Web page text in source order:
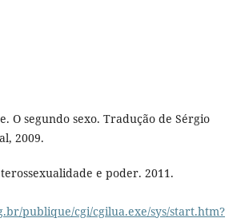
O segundo sexo. Tradução de Sérgio
2009.
e poder. 2011.
publique/cgi/cgilua.exe/sys/start.htm?